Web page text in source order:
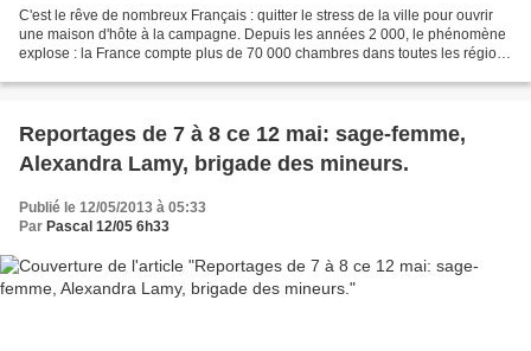
C'est le rêve de nombreux Français : quitter le stress de la ville pour ouvrir
une maison d'hôte à la campagne. Depuis les années 2 000, le phénomène
explose : la France compte plus de 70 000 chambres dans toutes les régions
Reportages de 7 à 8 ce 12 mai: sage-femme,
Alexandra Lamy, brigade des mineurs.
Publié le 12/05/2013 à 05:33
Par Pascal 12/05 6h33